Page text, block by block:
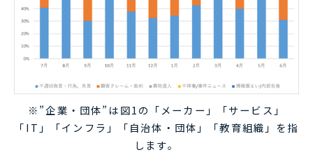
※”企業・団体”は図1の「メーカー」「サービス」
「IT」「インフラ」「自治体・団体」「教育組織」を指
します。